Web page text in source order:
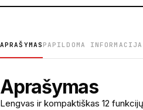
APRAŠYMAS PAPILDOMA INFORMACIJA
Aprašymas
Lengvas ir kompaktiškas 12